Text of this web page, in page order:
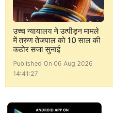
उच्च न्यायालय ने उत्पीड़न मामले
में तरुण तेजपाल को 10 साल की
कठोर सजा सुनाई
Published On 06 Aug 2026
14:41:27